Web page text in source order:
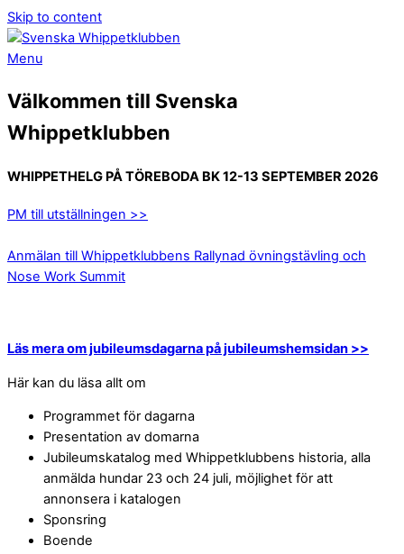
Skip to content
Menu
Välkommen till Svenska
Whippetklubben
WHIPPETHELG PÅ TÖREBODA BK 12-13 SEPTEMBER 2026
PM till utställningen >>
Anmälan till Whippetklubbens Rallynad övningstävling och
Nose Work Summit
Läs mera om jubileumsdagarna på jubileumshemsidan >>
Här kan du läsa allt om
Programmet för dagarna
Presentation av domarna
Jubileumskatalog med Whippetklubbens historia, alla
anmälda hundar 23 och 24 juli, möjlighet för att
annonsera i katalogen
Sponsring
Boende